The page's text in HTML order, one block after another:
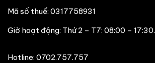
Mã số thuế: 0317758931
Giờ hoạt động: Thứ 2 – T7: 08:00 – 17:30.
Hotline: 0702.757.757